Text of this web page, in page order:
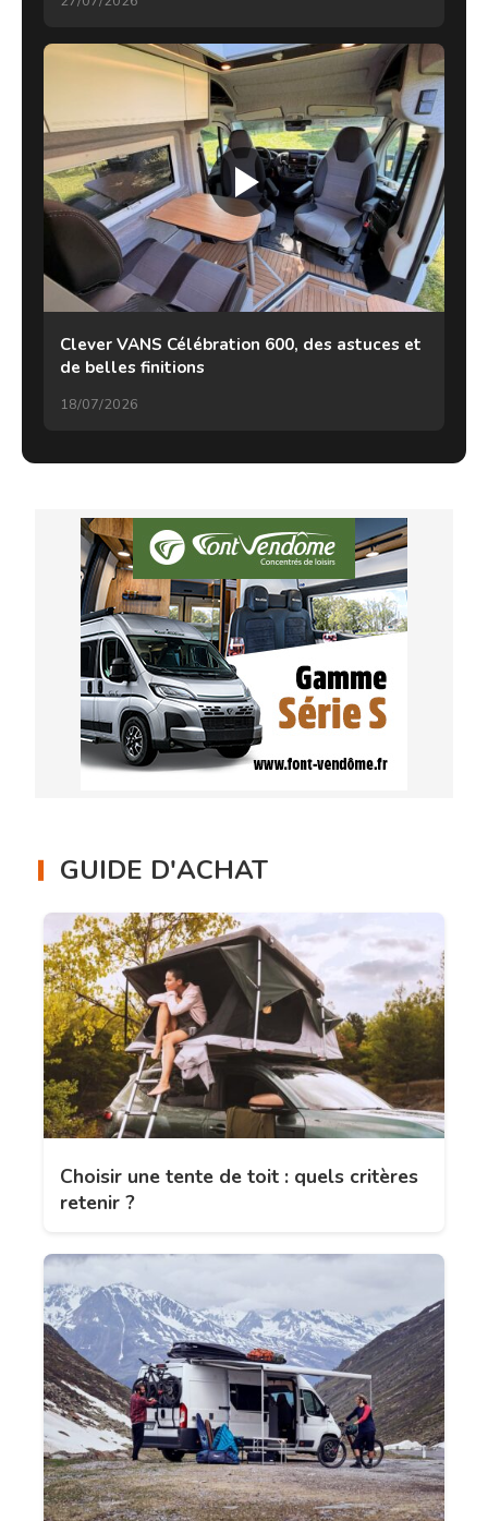
Clever VANS Célébration 600, des astuces et
de belles finitions
18/07/2026
GUIDE D'ACHAT
Choisir une tente de toit : quels critères
retenir ?